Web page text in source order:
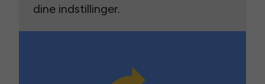
dine indstillinger.